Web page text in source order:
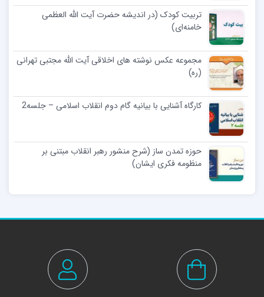
تربیت کودک (در اندیشه حضرت آیت‌ الله العظمی
خامنه‌ای)
مجموعه عکس نوشته های اخلاقی آیت الله مجتبی تهرانی
(ره)
کارگاه آشنایی با بیانیه گام دوم انقلاب اسلامی – جلسه2
حوزه تمدن ساز (شرح منشور رهبر انقلاب مبتنی بر
منظومه فکری ایشان)